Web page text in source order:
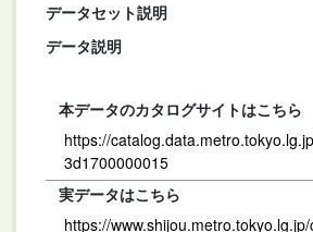
データセット説明
データ説明
本データのカタログサイトはこちら
https://
3d1700000015
実データはこちら
https://